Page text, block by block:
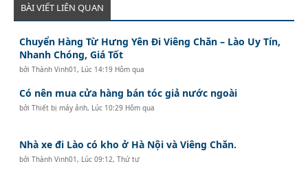
BÀI VIẾT LIÊN QUAN
Chuyển Hàng Từ Hưng Yên Đi Viêng Chăn – Lào Uy Tín,
Nhanh Chóng, Giá Tốt
bởiThành Vinh01 , Lúc 14:19 Hôm qua
Có nên mua cửa hàng bán tóc giả nước ngoài
bởiThiết bị máy ảnh, Lúc 10:29 Hôm qua
Nhà xe đi Lào có kho ở Hà Nội và Viêng Chăn.
bởiThành Vinh01 , Lúc 09:12, Thứ tư